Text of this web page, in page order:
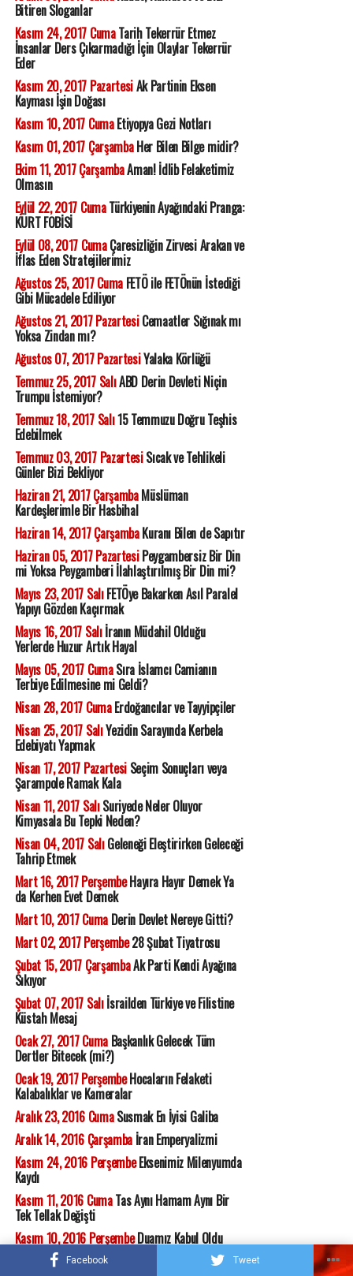
Facebook Tweet
Bitiren Sloganlar
Kasım 24, 2017 CumaTarih Tekerrür Etmez
İnsanlar Ders Çıkarmadığı İçin Olaylar Tekerrür
Eder
Kasım 20, 2017 PazartesiAk Partinin Eksen
Kayması İşin Doğası
Kasım 10, 2017 CumaEtiyopya Gezi Notları
Kasım 01, 2017 ÇarşambaHer Bilen Bilge midir?
Ekim 11, 2017 ÇarşambaAman! İdlib Felaketimiz
Olmasın
Eylül 22, 2017 CumaTürkiyenin Ayağındaki Pranga:
KÜRT FOBİSİ
Eylül 08, 2017 CumaÇaresizliğin Zirvesi Arakan ve
İflas Eden Stratejilerimiz
Ağustos 25, 2017 CumaFETÖ ile FETÖnün İstediği
Gibi Mücadele Ediliyor
Ağustos 21, 2017 PazartesiCemaatler Sığınak mı
Yoksa Zindan mı?
Ağustos 07, 2017 PazartesiYalaka Körlüğü
Temmuz 25, 2017 SalıABD Derin Devleti Niçin
Trumpu İstemiyor?
Temmuz 18, 2017 Salı15 Temmuzu Doğru Teşhis
Edebilmek
Temmuz 03, 2017 PazartesiSıcak ve Tehlikeli
Günler Bizi Bekliyor
Haziran 21, 2017 ÇarşambaMüslüman
Kardeşlerimle Bir Hasbihal
Haziran 14, 2017 ÇarşambaKuranı Bilen de Sapıtır
Haziran 05, 2017 PazartesiPeygambersiz Bir Din
mi Yoksa Peygamberi İlahlaştırılmış Bir Din mi?
Mayıs 23, 2017 SalıFETÖye Bakarken Asıl Paralel
Yapıyı Gözden Kaçırmak
Mayıs 16, 2017 Salıİranın Müdahil Olduğu
Yerlerde Huzur Artık Hayal
Mayıs 05, 2017 CumaSıra İslamcı Camianın
Terbiye Edilmesine mi Geldi?
Nisan 28, 2017 CumaErdoğancılar ve Tayyipçiler
Nisan 25, 2017 SalıYezidin Sarayında Kerbela
Edebiyatı Yapmak
Nisan 17, 2017 PazartesiSeçim Sonuçları veya
Şarampole Ramak Kala
Nisan 11, 2017 SalıSuriyede Neler Oluyor
Kimyasala Bu Tepki Neden?
Nisan 04, 2017 SalıGeleneği Eleştirirken Geleceği
Tahrip Etmek
Mart 16, 2017 PerşembeHayıra Hayır Demek Ya
da Kerhen Evet Demek
Mart 10, 2017 CumaDerin Devlet Nereye Gitti?
Mart 02, 2017 Perşembe28 Şubat Tiyatrosu
Şubat 15, 2017 ÇarşambaAk Parti Kendi Ayağına
Sıkıyor
Şubat 07, 2017 Salıİsrailden Türkiye ve Filistine
Küstah Mesaj
Ocak 27, 2017 CumaBaşkanlık Gelecek Tüm
Dertler Bitecek (mi?)
Ocak 19, 2017 PerşembeHocaların Felaketi
Kalabalıklar ve Kameralar
Aralık 23, 2016 CumaSusmak En İyisi Galiba
Aralık 14, 2016 Çarşambaİran Emperyalizmi
Kasım 24, 2016 PerşembeEksenimiz Milenyumda
Kaydı
Kasım 11, 2016 CumaTas Aynı Hamam Aynı Bir
Tek Tellak Değişti
Kasım 10, 2016 PerşembeDuamız Kabul Oldu
Trump Seçildi